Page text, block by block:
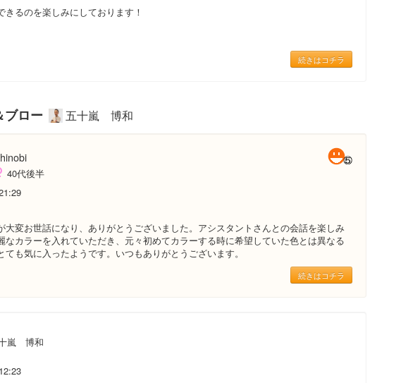
きるのを楽しみにしております！
続きはコチラ
ブロー 五十嵐 博和
40代後半
大変お世話になり、ありがとうございました。アシスタントさんとの会話を楽しみ
なカラーを入れていただき、元々初めてカラーする時に希望していた色とは異なる
ても気に入ったようです。いつもありがとうございます。
続きはコチラ
嵐 博和